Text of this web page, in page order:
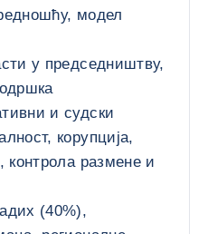
модел
у председништву,
и судски
корупција,
контрола размене и
(40%),